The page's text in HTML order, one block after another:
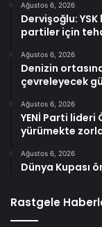
Ağustos 6, 2026
Dervişoğlu:
partiler için
Ağustos 6, 2026
Denizin
çevreleyecek
Ağustos 6, 2026
YENİ Parti lideri
yürümekte
Ağustos 6, 2026
Dünya Kupası
Rastgele